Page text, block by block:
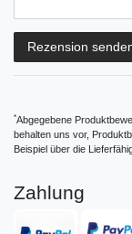
Rezension
*Abgegebene
behalten uns vor,
Beispiel über die
Zahlung